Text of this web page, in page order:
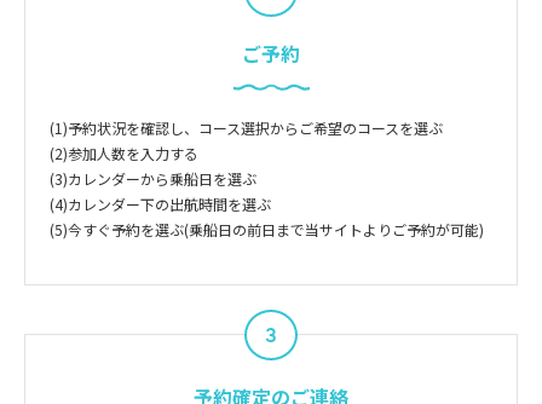
ご予約
(1)予約状況を確認し、コース選択からご希望のコースを選ぶ
(2)参加人数を入力する
(3)カレンダーから乗船日を選ぶ
(4)カレンダー下の出航時間を選ぶ
(5)今すぐ予約を選ぶ(乗船日の前日まで当サイトよりご予約が可能)
3
予約確定のご連絡